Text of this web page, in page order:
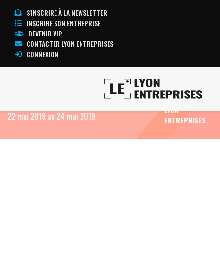
S'INSCRIRE À LA NEWSLETTER
INSCRIRE SON ENTREPRISE
DEVENIR VIP
CONTACTER LYON ENTREPRISES
CONNEXION
A.S.T. GROUPE : Déclaration
22 mai 2019 au 24 mai 2019
TOUTE
L’ACTUALITÉ
LYON
ENTREPRISES